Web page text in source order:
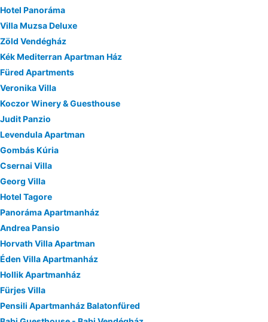
Hotel Panoráma
Villa Muzsa Deluxe
Zöld Vendégház
Kék Mediterran Apartman Ház
Füred Apartments
Veronika Villa
Koczor Winery & Guesthouse
Judit Panzio
Levendula Apartman
Gombás Kúria
Csernai Villa
Georg Villa
Hotel Tagore
Panoráma Apartmanház
Andrea Pansio
Horvath Villa Apartman
Éden Villa Apartmanház
Hollik Apartmanház
Fürjes Villa
Pensili Apartmanház Balatonfüred